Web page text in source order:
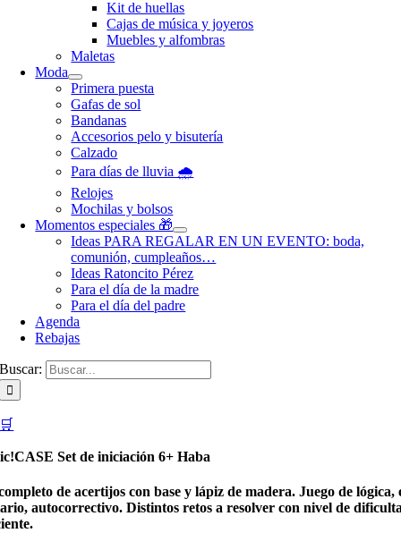
Kit de huellas
Cajas de música y joyeros
Muebles y alfombras
Maletas
Moda
Primera puesta
Gafas de sol
Bandanas
Accesorios pelo y bisutería
Calzado
Para días de lluvia 🌧️
Relojes
Mochilas y bolsos
Momentos especiales 🎁
Ideas PARA REGALAR EN UN EVENTO: boda,
comunión, cumpleaños…
Ideas Ratoncito Pérez
Para el día de la madre
Para el día del padre
Agenda
Rebajas
Buscar:
🛒
Set de iniciación 6+ Haba
de acertijos con base y lápiz de madera. Juego de lógica,
autocorrectivo. Distintos retos a resolver con nivel de